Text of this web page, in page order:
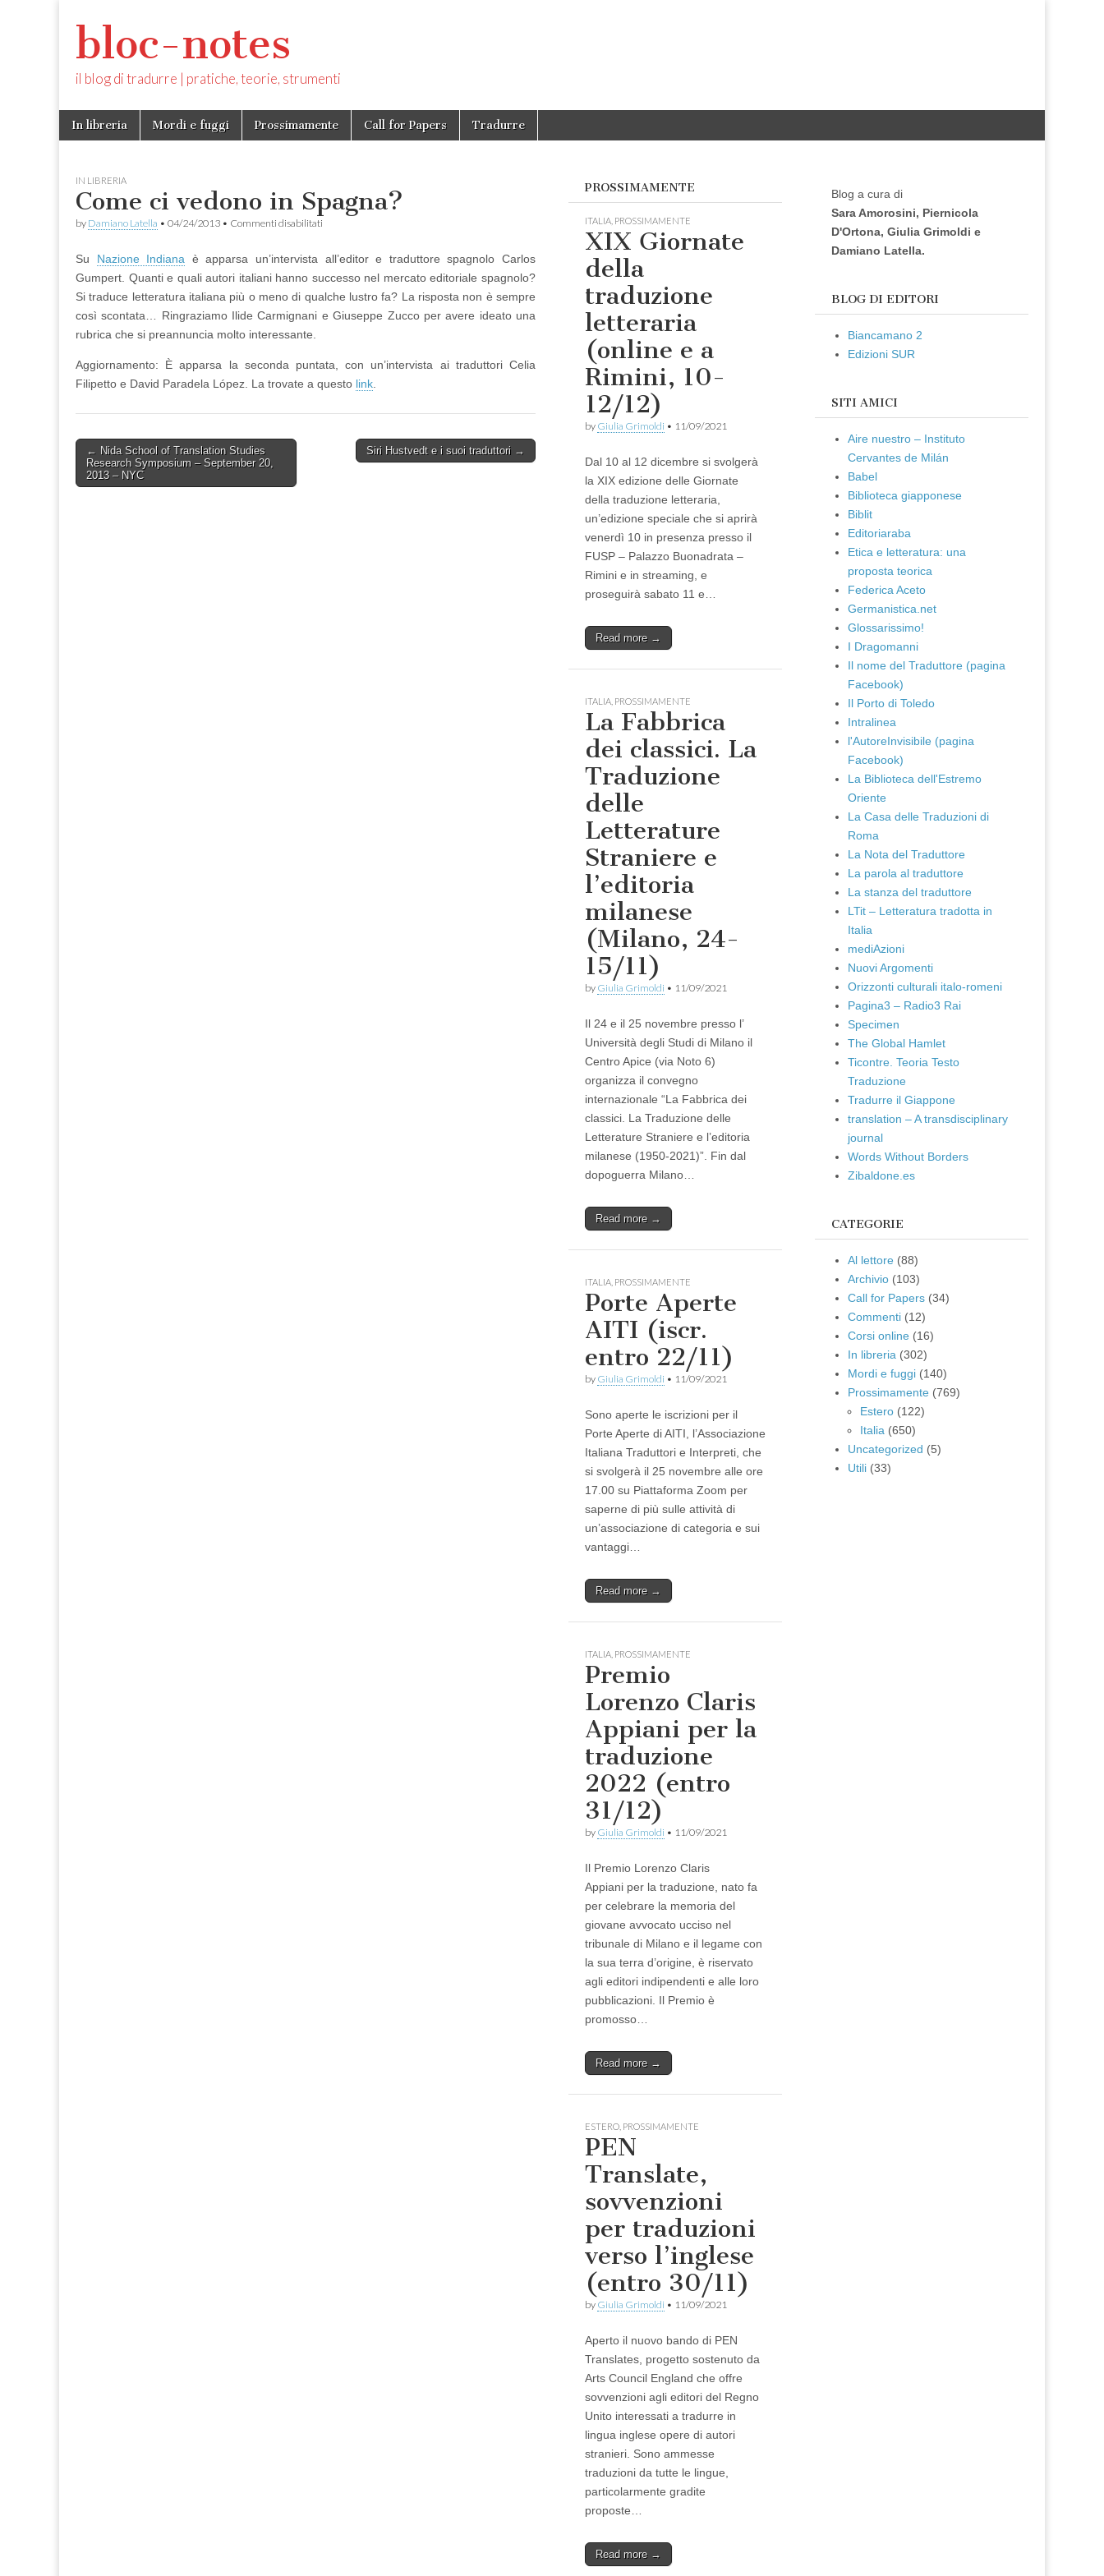
bloc-notes
il blog di tradurre | pratiche, teorie, strumenti
Main
menu
Skip
In libreria Mordi e fuggi Prossimamente Call for Papers Tradurre
IN LIBRERIA
Come ci vedono in Spagna?
by Damiano Latella • 04/24/2013 • Commenti disabilitati
vedono
in
Su Nazione Indiana è apparsa un’intervista all’editor e traduttore spagnolo Carlos
Gumpert. Quanti e quali autori italiani hanno successo nel mercato editoriale spagnolo?
Si traduce letteratura italiana più o meno di qualche lustro fa? La risposta non è sempre
così scontata… Ringraziamo Ilide Carmignani e Giuseppe Zucco per avere ideato una
rubrica che si preannuncia molto interessante.
Aggiornamento: È apparsa la seconda puntata, con un’intervista ai traduttori Celia
Filipetto e David Paradela López. La trovate a questo link
Post
navigation
← Nida School of Translation Studies
Research Symposium – September 20,
2013 – NYC
Siri Hustvedt e i suoi traduttori →
PROSSIMAMENTE
ITALIA PROSSIMAMENTE
XIX Giornate
della
traduzione
letteraria
(online e a
Rimini, 10-
12/12)
by Giulia Grimoldi • 11/09/2021
Dal 10 al 12 dicembre si svolgerà
la XIX edizione delle Giornate
della traduzione letteraria,
un’edizione speciale che si aprirà
venerdì 10 in presenza presso il
FUSP – Palazzo Buonadrata –
Rimini e in streaming, e
proseguirà sabato 11 e…
Read more →
ITALIA PROSSIMAMENTE
La Fabbrica
dei classici. La
Traduzione
delle
Letterature
Straniere e
l’editoria
milanese
(Milano, 24-
15/11)
by Giulia Grimoldi • 11/09/2021
Il 24 e il 25 novembre presso l’
Università degli Studi di Milano il
Centro Apice (via Noto 6)
organizza il convegno
internazionale “La Fabbrica dei
classici. La Traduzione delle
Letterature Straniere e l’editoria
milanese (1950-2021)”. Fin dal
dopoguerra Milano…
Read more →
ITALIA PROSSIMAMENTE
Porte Aperte
AITI (iscr.
entro 22/11)
by Giulia Grimoldi • 11/09/2021
Sono aperte le iscrizioni per il
Porte Aperte di AITI, l’Associazione
Italiana Traduttori e Interpreti, che
si svolgerà il 25 novembre alle ore
17.00 su Piattaforma Zoom per
saperne di più sulle attività di
un’associazione di categoria e sui
vantaggi…
Read more →
ITALIA PROSSIMAMENTE
Premio
Lorenzo Claris
Appiani per la
traduzione
2022 (entro
31/12)
by Giulia Grimoldi • 11/09/2021
Il Premio Lorenzo Claris
Appiani per la traduzione, nato fa
per celebrare la memoria del
giovane avvocato ucciso nel
tribunale di Milano e il legame con
la sua terra d’origine, è riservato
agli editori indipendenti e alle loro
pubblicazioni. Il Premio è
promosso…
Read more →
ESTERO PROSSIMAMENTE
PEN
Translate,
sovvenzioni
per traduzioni
verso l’inglese
(entro 30/11)
by Giulia Grimoldi • 11/09/2021
Aperto il nuovo bando di PEN
Translates, progetto sostenuto da
Arts Council England che offre
sovvenzioni agli editori del Regno
Unito interessati a tradurre in
lingua inglese opere di autori
stranieri. Sono ammesse
traduzioni da tutte le lingue,
particolarmente gradite
proposte…
Read more →
Blog a cura di
Sara Amorosini, Piernicola
D'Ortona, Giulia Grimoldi e
Damiano Latella.
BLOG DI EDITORI
Biancamano 2
Edizioni SUR
SITI AMICI
Aire nuestro – Instituto
Cervantes de Milán
Babel
Biblioteca giapponese
Biblit
Editoriaraba
Etica e letteratura: una
proposta teorica
Federica Aceto
Germanistica.net
Glossarissimo!
I Dragomanni
Il nome del Traduttore (pagina
Facebook)
Il Porto di Toledo
Intralinea
l'AutoreInvisibile (pagina
Facebook)
La Biblioteca dell'Estremo
Oriente
La Casa delle Traduzioni di
Roma
La Nota del Traduttore
La parola al traduttore
La stanza del traduttore
LTit – Letteratura tradotta in
Italia
mediAzioni
Nuovi Argomenti
Orizzonti culturali italo-romeni
Pagina3 – Radio3 Rai
Specimen
The Global Hamlet
Ticontre. Teoria Testo
Traduzione
Tradurre il Giappone
translation – A transdisciplinary
journal
Words Without Borders
Zibaldone.es
CATEGORIE
Al lettore (88)
Archivio (103)
Call for Papers (34)
Commenti (12)
Corsi online (16)
In libreria (302)
Mordi e fuggi (140)
Prossimamente (769)
Estero (122)
Italia (650)
Uncategorized (5)
Utili (33)